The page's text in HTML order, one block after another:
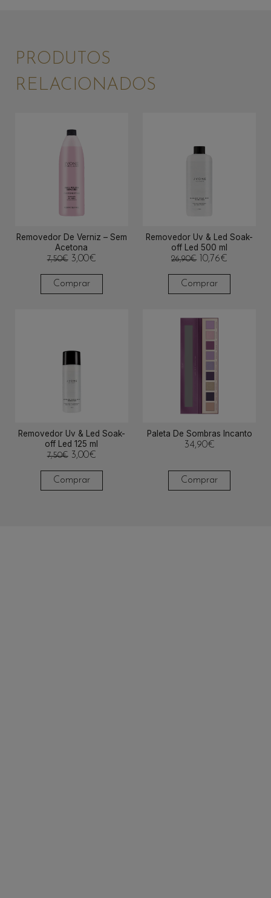
PRODUTOS
RELACIONADOS
Removedor De Verniz – Sem
Acetona
7,50€ 3,00€
Comprar
Removedor Uv & Led Soak-
off Led 500 ml
26,90€ 10,76€
Comprar
Removedor Uv & Led Soak-
off Led 125 ml
7,50€ 3,00€
Comprar
Paleta De Sombras Incanto
34,90€
Comprar